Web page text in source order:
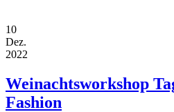
10
Dez.
2022
Weinachtsworkshop
Fashion